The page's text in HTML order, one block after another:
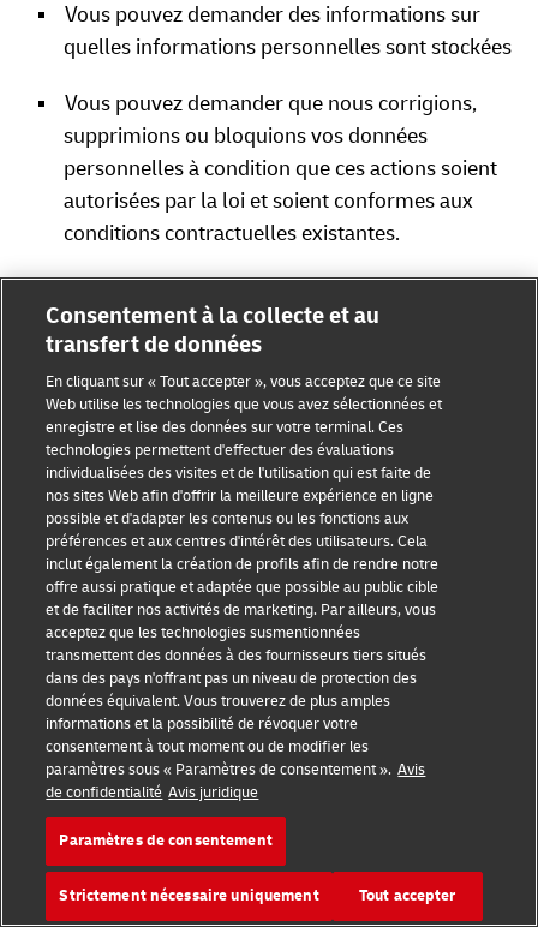
Vous pouvez demander des informations sur
quelles informations personnelles sont stockées
Vous pouvez demander que nous corrigions,
supprimions ou bloquions vos données
personnelles à condition que ces actions soient
autorisées par la loi et soient conformes aux
conditions contractuelles existantes.
personnelles que vous avez fournies dans un
format structuré, courant et lisible à la machine.
Vous êtes en droit d’introduire une réclamation
auprès d’une autorité de contrôle.
Identifier votre autorité de protection des données
Droit d’obtention
Vous pouvez obtenir vos informations en contactant
le délégué à la protection des données ici:
protection des données.
Droit de contestation
Consentement à la collecte et au
transfert de données
En cliquant sur « Tout accepter », vous acceptez que ce site
Web utilise les technologies que vous avez sélectionnées et
enregistre et lise des données sur votre terminal. Ces
technologies permettent d'effectuer des évaluations
individualisées des visites et de l'utilisation qui est faite de
nos sites Web afin d'offrir la meilleure expérience en ligne
possible et d'adapter les contenus ou les fonctions aux
préférences et aux centres d'intérêt des utilisateurs. Cela
inclut également la création de profils afin de rendre notre
offre aussi pratique et adaptée que possible au public cible
et de faciliter nos activités de marketing. Par ailleurs, vous
acceptez que les technologies susmentionnées
transmettent des données à des fournisseurs tiers situés
dans des pays n'offrant pas un niveau de protection des
données équivalent. Vous trouverez de plus amples
informations et la possibilité de révoquer votre
consentement à tout moment ou de modifier les
paramètres sous « Paramètres de consentement ». Avis
de confidentialité Avis juridique
Paramètres de consentement
Strictement nécessaire uniquement Tout accepter